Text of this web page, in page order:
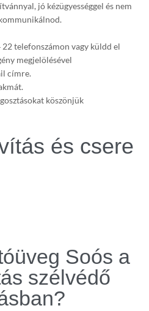
jó kézügyességgel és nem
telefonszámon vagy küldd el
megjelölésével
címre.
köszönjük
és csere
Soós a
szélvédő